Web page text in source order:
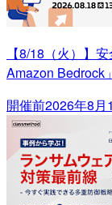
【8/18（火）】
Amazon Bedrock
開催前2026年8月